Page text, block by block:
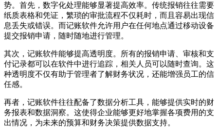
势。首先，数字化处理能够显著提高效率。传统报销往往需要
纸质表格和凭证，繁琐的审批流程不仅耗时，而且容易出现信
息丢失或错误。而记账软件允许用户在任何地点通过移动设备
提交报销申请，随时随地进行管理。
其次，记账软件能够提高透明度。所有的报销申请、审核和支
付记录都可以在软件中进行追踪，相关人员可以随时查询。这
种透明度不仅有助于管理者了解财务状况，还能增强员工的信
任感。
再者，记账软件往往配备了数据分析工具，能够提供实时的财
务报表和数据洞察。这使得企业能够更好地掌握各项费用的支
出情况，为未来的预算和财务决策提供数据支持。